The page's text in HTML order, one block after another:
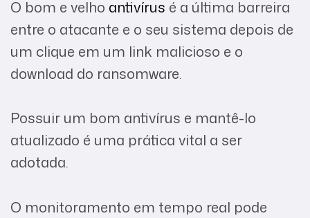
O bom e velho antivírus é a última barreira
entre o atacante e o seu sistema depois de
um clique em um link malicioso e o
download do ransomware.
Possuir um bom antivírus e mantê-lo
atualizado é uma prática vital a ser
adotada.
O monitoramento em tempo real pode